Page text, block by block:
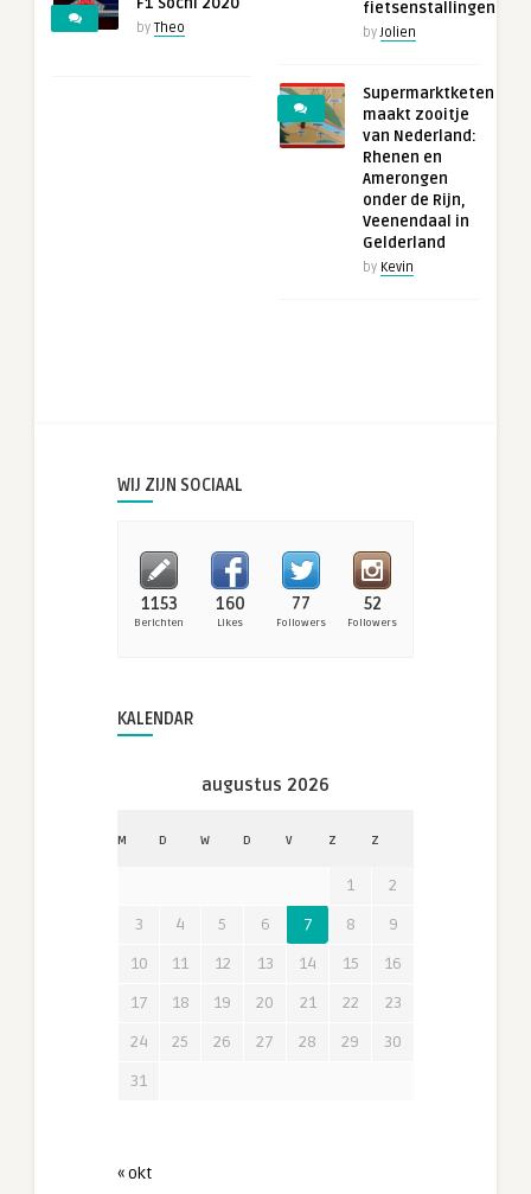
by Theo
fietsenstallingen
byJolien
Supermarktketen
maakt zooitje
van Nederland:
Rhenen en
Amerongen
onder de Rijn,
Veenendaal in
Gelderland
by Kevin
WIJ ZIJN SOCIAAL
1153
Berichten
160
Likes
77
Followers
52
Followers
KALENDAR
augustus 2026
M D W D V Z Z
1
2
3
4 5 6 7 8
9
10
11 12 13 14 15
16
17
18 19 20 21 22
23
24
25 26 27 28 29
30
31
« okt